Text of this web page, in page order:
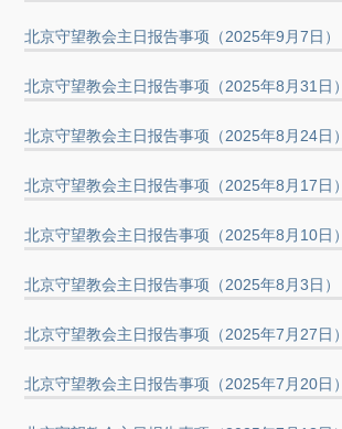
北京守望教会主日报告事项（2025年9月7日）
北京守望教会主日报告事项（2025年8月31日）
北京守望教会主日报告事项（2025年8月24日）
北京守望教会主日报告事项（2025年8月17日）
北京守望教会主日报告事项（2025年8月10日）
北京守望教会主日报告事项（2025年8月3日）
北京守望教会主日报告事项（2025年7月27日）
北京守望教会主日报告事项（2025年7月20日）